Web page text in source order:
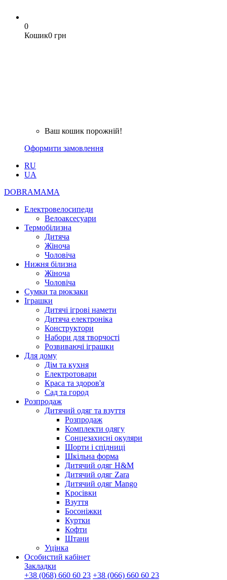
0
Кошик0 грн
Ваш кошик порожній!
Оформити замовлення
RU
UA
DOBRAMAMA
Електровелосипеди
Велоаксесуари
Термобілизна
Дитяча
Жіноча
Чоловіча
Нижня білизна
Жіноча
Чоловіча
Сумки та рюкзаки
Іграшки
Дитячі ігрові намети
Дитяча електроніка
Конструктори
Набори для творчості
Розвиваючі іграшки
Для дому
Дім та кухня
Електротовари
Краса та здоров'я
Сад та город
Розпродаж
Дитячий одяг та взуття
Розпродаж
Комплекти одягу
Сонцезахисні окуляри
Шорти і спідниці
Шкільна форма
Дитячий одяг H&M
Дитячий одяг Zara
Дитячий одяг Mango
Кросівки
Взуття
Босоніжки
Куртки
Кофти
Штани
Уцінка
Особистий кабінет
Закладки
+38 (068) 660 60 23 +38 (066) 660 60 23